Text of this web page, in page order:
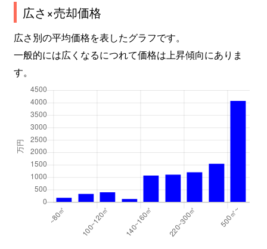
広さ×売却価格
広さ別の平均価格を表したグラフです。
一般的には広くなるにつれて価格は上昇傾向にありま
す。